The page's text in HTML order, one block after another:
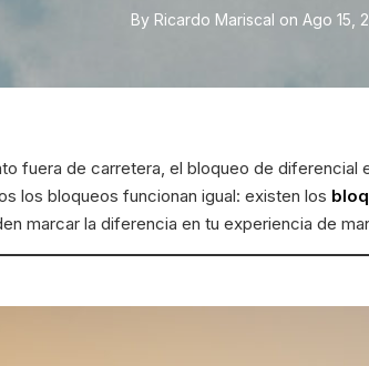
By Ricardo Mariscal on Ago 15,
fuera de carretera, el bloqueo de
los bloqueos funcionan igual: existen los
marcar la diferencia en tu experiencia de